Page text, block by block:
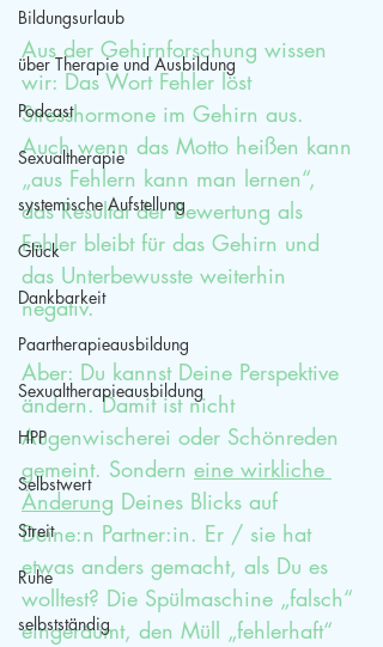
Bildungsurlaub
über Therapie und Ausbildung
Podcast
Sexualtherapie
systemische Aufstellung
Glück
Dankbarkeit
Paartherapieausbildung
Sexualtherapieausbildung
HPP
Selbstwert
Streit
Ruhe
selbstständig
Aus der Gehirnforschung wissen
wir: Das Wort Fehler löst
Stresshormone im Gehirn aus.
Auch wenn das Motto heißen kann
„aus Fehlern kann man lernen“,
das Resultat der Bewertung als
Fehler bleibt für das Gehirn und
das Unterbewusste weiterhin
negativ.
Aber: Du kannst Deine Perspektive
ändern. Damit ist nicht
Augenwischerei oder Schönreden
gemeint. Sondern eine wirkliche
Änderung Deines Blicks auf
Deine:n Partner:in. Er / sie hat
etwas anders gemacht, als Du es
wolltest? Die Spülmaschine „falsch“
eingeräumt, den Müll „fehlerhaft“